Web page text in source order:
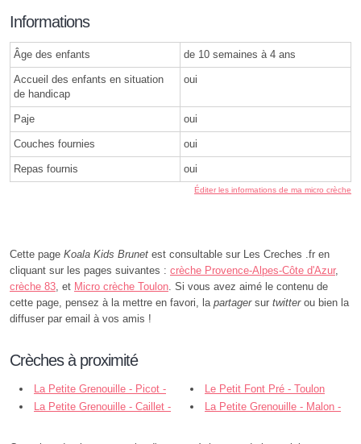
Informations
Âge des enfants de 10 semaines à 4 ans
Accueil des enfants en situation
de handicap
oui
Paje oui
Couches fournies oui
Repas fournis oui
Éditer les informations de ma micro crèche
Cette page Koala Kids Brunet est consultable sur Les Creches .fr en
cliquant sur les pages suivantes : crèche Provence-Alpes-Côte d'Azur,
crèche 83 , et Micro crèche Toulon . Si vous avez aimé le contenu de
cette page, pensez à la mettre en favori, la partagersur twitterou bien la
diffuser par email à vos amis !
Crèches à proximité
La Petite Grenouille - Picot -
Toulon
Le Petit Font Pré - Toulon
La Petite Grenouille - Caillet -
La Petite Grenouille - Malon -